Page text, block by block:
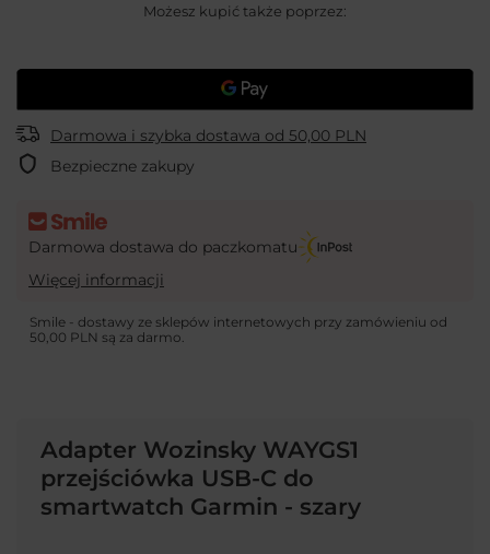
Możesz kupić także poprzez:
Darmowa i szybka dostawa od 50,00 PLN
Bezpieczne zakupy
Darmowa dostawa do paczkomatu
Więcej informacji
Smile - dostawy ze sklepów internetowych przy zamówieniu od
50,00 PLN są za darmo.
Adapter Wozinsky WAYGS1
przejściówka USB-C do
smartwatch Garmin - szary